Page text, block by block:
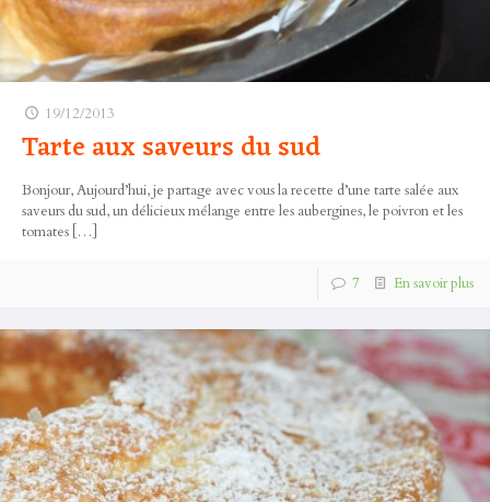
19/12/2013
Tarte aux saveurs du sud
Bonjour, Aujourd’hui, je partage avec vous la recette d’une tarte salée aux
saveurs du sud, un délicieux mélange entre les aubergines, le poivron et les
tomates […]
7 En savoir plus